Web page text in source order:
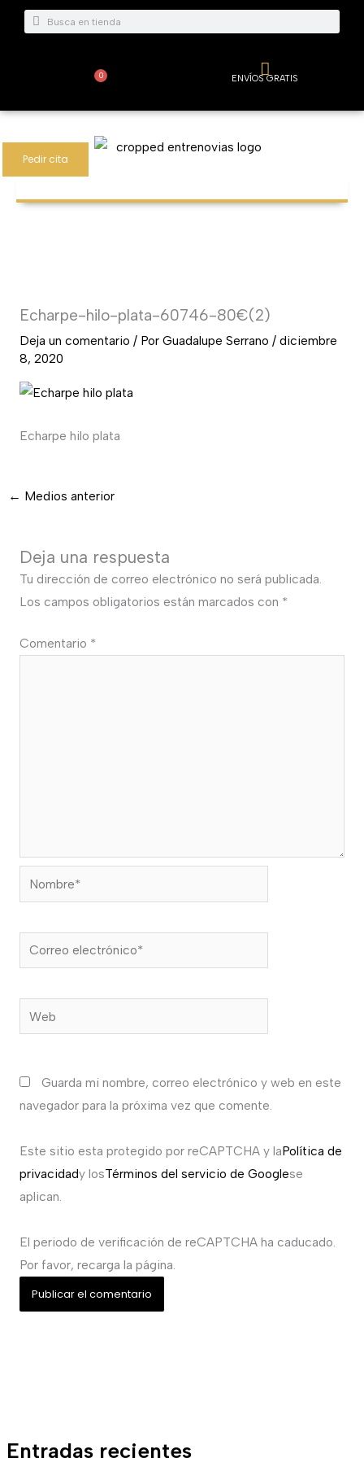
Buscar
Buscar
0
Carrito ENVÍOS GRATIS
Pedir cita
Entradas recientes
Echarpe-hilo-plata-60746-80€(2)
Deja un comentario / Por Guadalupe Serrano / diciembre
8, 2020
Echarpe hilo plata
← Medios anterior
Deja una respuesta
Tu dirección de correo electrónico no será publicada.
Los campos obligatorios están marcados con *
Comentario *
Nombre*
Correo
electrónico*
Web
Guarda mi nombre, correo electrónico y web en este
navegador para la próxima vez que comente.
Este sitio esta protegido por reCAPTCHA y laPolítica de
privacidady losTérminos del servicio de Googlese
aplican.
El periodo de verificación de reCAPTCHA ha caducado.
Por favor, recarga la página.